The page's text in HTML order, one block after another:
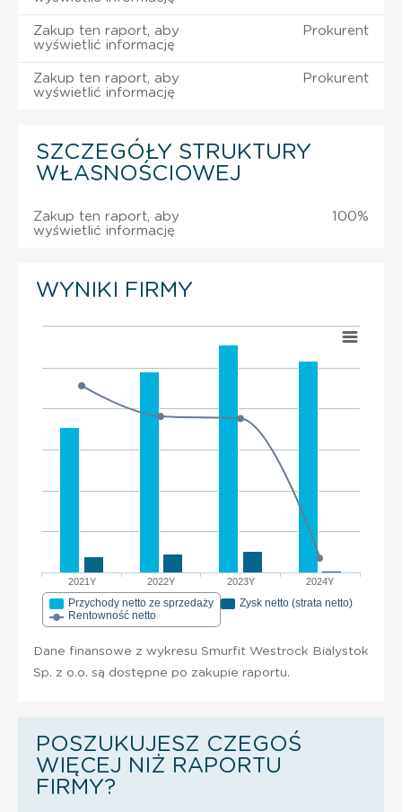
Zakup ten raport, aby
wyświetlić informację
Prokurent
Zakup ten raport, aby
wyświetlić informację
Prokurent
SZCZEGÓŁY STRUKTURY
WŁASNOŚCIOWEJ
Zakup ten raport, aby
wyświetlić informację
100%
WYNIKI FIRMY
2021Y 2022Y 2023Y 2024Y
Przychody netto ze sprzedaży
Zysk netto (strata netto)
Rentowność netto
Dane finansowe z wykresu Smurfit Westrock Bialystok
Sp. z o.o. są dostępne po zakupie raportu.
POSZUKUJESZ CZEGOŚ
WIĘCEJ NIŻ RAPORTU
FIRMY?